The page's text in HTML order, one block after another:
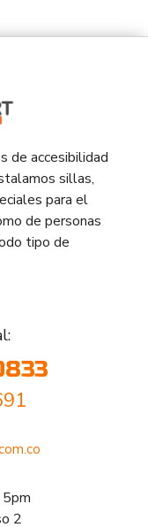
de accesibilidad
sillas,
para el
de personas
tipo de
5pm
2